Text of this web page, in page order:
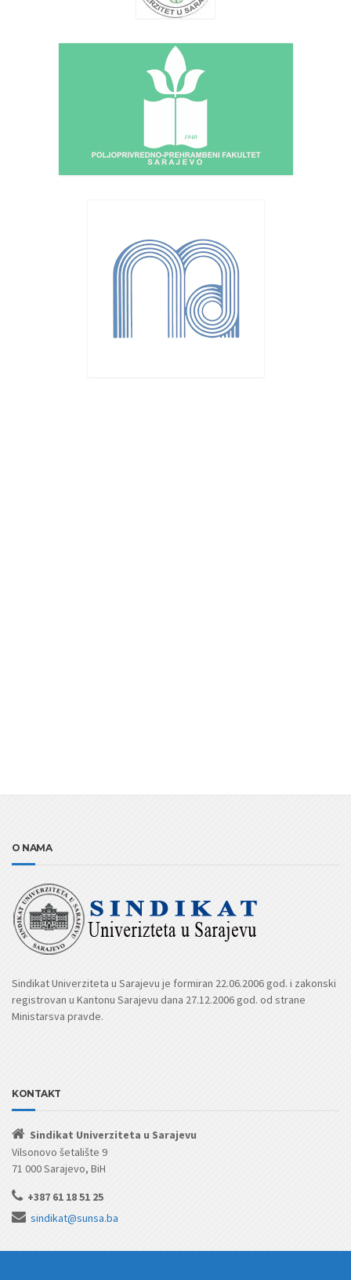
O NAMA
Sindikat Univerziteta u Sarajevu je formiran 22.06.2006 god. i zakonski
registrovan u Kantonu Sarajevu dana 27.12.2006 god. od strane
Ministarsva pravde.
KONTAKT
Sindikat Univerziteta u Sarajevu
Vilsonovo šetalište 9
71 000 Sarajevo, BiH
+387 61 18 51 25
sindikat@sunsa.ba